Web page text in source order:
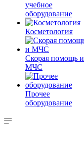
учебное
оборудование
Косметология
Скорая помощь и
МЧС
Прочее
оборудование